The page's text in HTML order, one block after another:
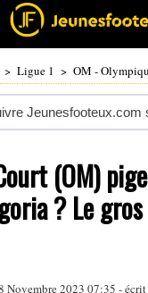
> Ligue 1 > OM -
Jeunesfooteux.com
(OM)
? Le
Novembre 2023 07:35 -